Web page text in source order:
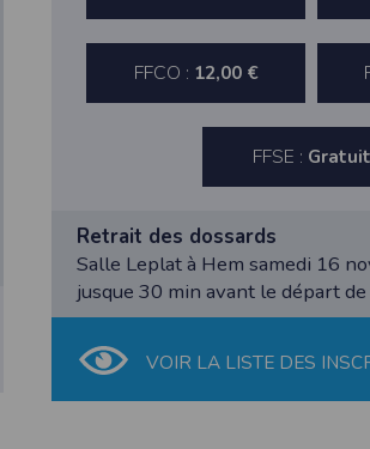
FFCO : 12,00 €
FFSE : Gratuit
Retrait des dossards
Salle Leplat à Hem samedi 16
jusque 30 min avant le départ
VOIR LA LISTE DES
souhaite télécharger une photo dans
cartes de crédit ou de débit ne sera collectée.
photo to the gallery. We collect information
cards will be collected.